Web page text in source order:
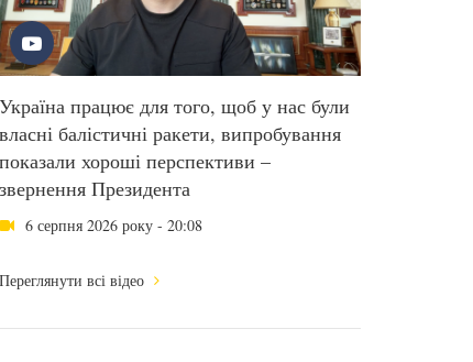
Україна працює для того, щоб у нас були
власні балістичні ракети, випробування
показали хороші перспективи –
звернення Президента
6 серпня 2026 року - 20:08
Переглянути всі відео